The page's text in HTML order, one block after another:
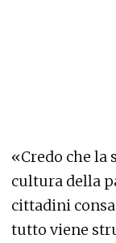
«Credo che la
cultura della
cittadini
tutto viene